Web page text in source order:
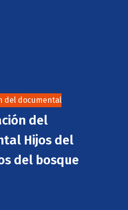
del documental
del
Hijos del
del bosque